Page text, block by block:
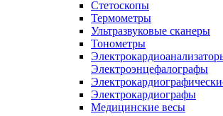
Стетоскопы
Термометры
Ультразвуковые сканеры
Тонометры
Электроэнцефалографы
Электрокардиографы
Медицинские весы